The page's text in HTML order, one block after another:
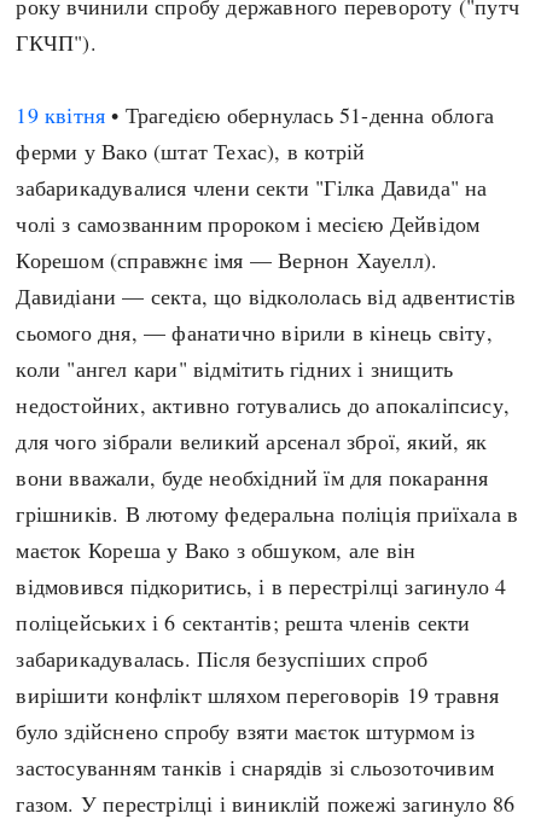
року вчинили спробу державного перевороту ("путч
ГКЧП").
19 квітня • Трагедією обернулась 51-денна облога
ферми у Вако (штат Техас), в котрій
забарикадувалися члени секти "Гілка Давида" на
чолі з самозванним пророком і месією Дейвідом
Корешом (справжнє імя — Вернон Хауелл).
Давидіани — секта, що відкололась від адвентистів
сьомого дня, — фанатично вірили в кінець світу,
коли "ангел кари" відмітить гідних і знищить
недостойних, активно готувались до апокаліпсису,
для чого зібрали великий арсенал зброї, який, як
вони вважали, буде необхідний їм для покарання
грішників. В лютому федеральна поліція приїхала в
маєток Кореша у Вако з обшуком, але він
відмовився підкоритись, і в перестрілці загинуло 4
поліцейських і 6 сектантів; решта членів секти
забарикадувалась. Після безуспіших спроб
вирішити конфлікт шляхом переговорів 19 травня
було здійснено спробу взяти маєток штурмом із
застосуванням танків і снарядів зі сльозоточивим
газом. У перестрілці і виниклій пожежі загинуло 86